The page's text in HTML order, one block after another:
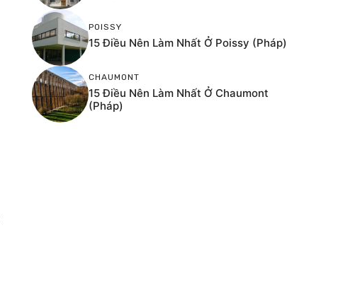
POISSY
15 Điều Nên Làm Nhất Ở Poissy (Pháp)
CHAUMONT
15 Điều Nên Làm Nhất Ở Chaumont
(Pháp)